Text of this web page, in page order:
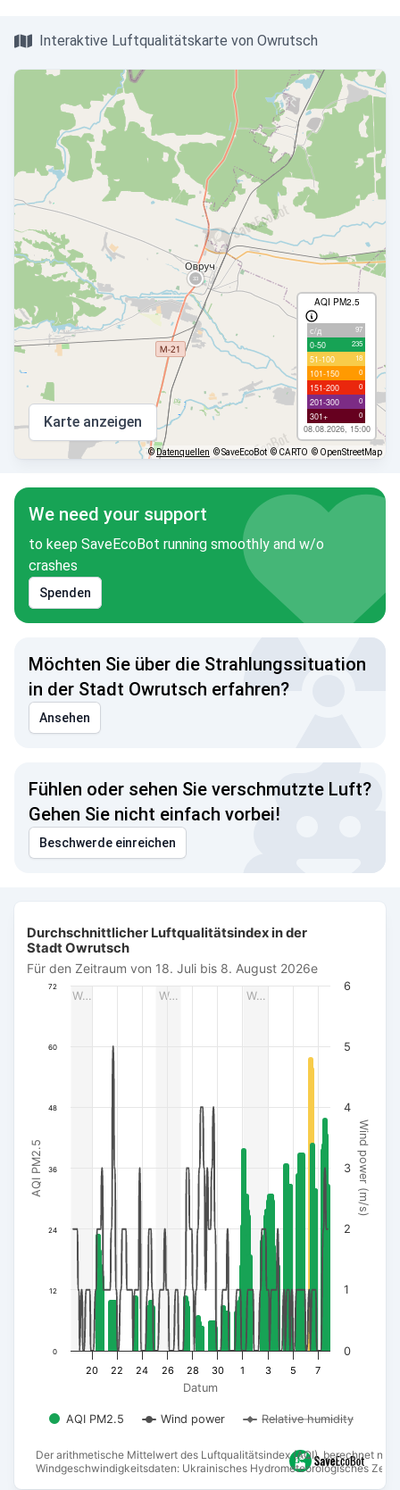
Interaktive Luftqualitätskarte von Owrutsch
AQI PM2.5
с/д 97
0-50 235
51-100 18
101-150 0
151-200 0
201-300 0
301+ 0
08.08.2026, 15:00
Karte anzeigen
©Datenquellen © SaveEcoBot © CARTO © OpenStreetMap
We need your support
to keep SaveEcoBot running smoothly and w/o
crashes
Spenden
Möchten Sie über die Strahlungssituation
in der Stadt Owrutsch erfahren?
Ansehen
Fühlen oder sehen Sie verschmutzte Luft?
Gehen Sie nicht einfach vorbei!
Beschwerde einreichen
Combination chart with 3 data series.
Für den Zeitraum von 18. Juli bis 8. August 2026e
The chart has 1 X axis displaying Datum. Data ranges from
The chart has 3 Y axes displaying AQI PM2.5, Wind power
Der arithmetische Mittelwert des Luftqualitätsindex (AQI), berechnet
Windgeschwindigkeitsdaten: Ukrainisches Hydrometeorologisches
W…
W…
W…
Datum
AQI PM2.5 Wind power (m/s)
Durchschnittlicher Luftqualitätsindex in der
Stadt Owrutsch
Für den Zeitraum von 18. Juli bis 8. August 2026e
AQI PM2.5 Wind power Relative humidity
20 22 24 26 28 30 1 3 5 7
0
12
24
36
48
60
72
0
1
2
3
4
5
6